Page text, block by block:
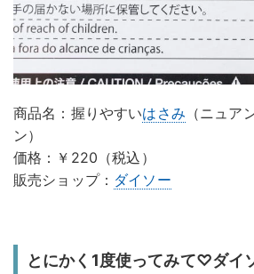
商品名：握りやすいはさみ （ニュア
ン）
価格：￥220（税込）
販売ショップ： ダイソー
とにかく1度使ってみて♡ダイ